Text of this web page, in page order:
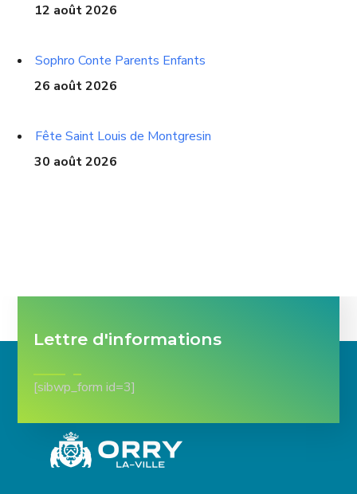
12 août 2026
Sophro Conte Parents Enfants
26 août 2026
Fête Saint Louis de Montgresin
30 août 2026
Lettre d'informations
[sibwp_form id=3]